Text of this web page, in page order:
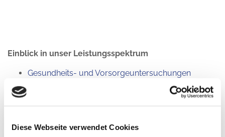
Diese Webseite verwendet Cookies
Einblick in unser Leistungsspektrum
Gesundheits- und Vorsorgeuntersuchungen
Bioresonanz